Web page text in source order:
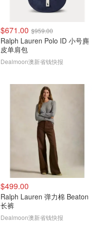
$671.00 $959.00
Ralph Lauren Polo ID 小号麂
皮单肩包
Dealmoon澳新省钱快报
$499.00
Ralph Lauren 弹力棉 Beaton
长裤
Dealmoon澳新省钱快报